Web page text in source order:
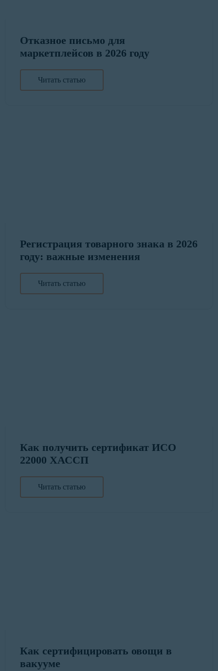
Отказное письмо для
маркетплейсов в 2026 году
Читать статью
Регистрация товарного знака в 2026
году: важные изменения
Читать статью
Как получить сертификат ИСО
22000 ХАССП
Читать статью
Как сертифицировать овощи в
вакууме